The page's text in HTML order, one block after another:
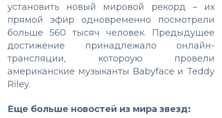
установить новый мировой рекорд – их
прямой эфир одновременно посмотрели
больше 560 тысяч человек. Предыдущее
достижение принадлежало онлайн-
трансляции, котороую провели
американские музыканты Babyface и Teddy
Riley.
Еще больше новостей из мира звезд: